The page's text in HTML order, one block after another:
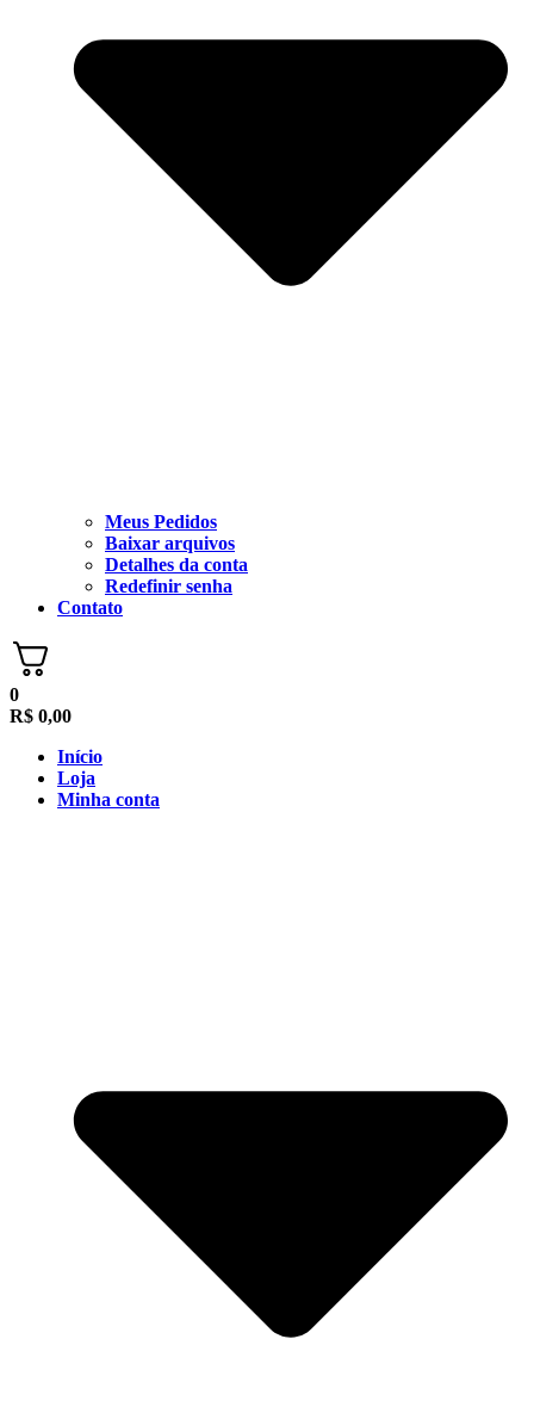
Meus Pedidos
Baixar arquivos
Detalhes da conta
Redefinir senha
Contato
0
R$ 0,00
Início
Loja
Minha conta